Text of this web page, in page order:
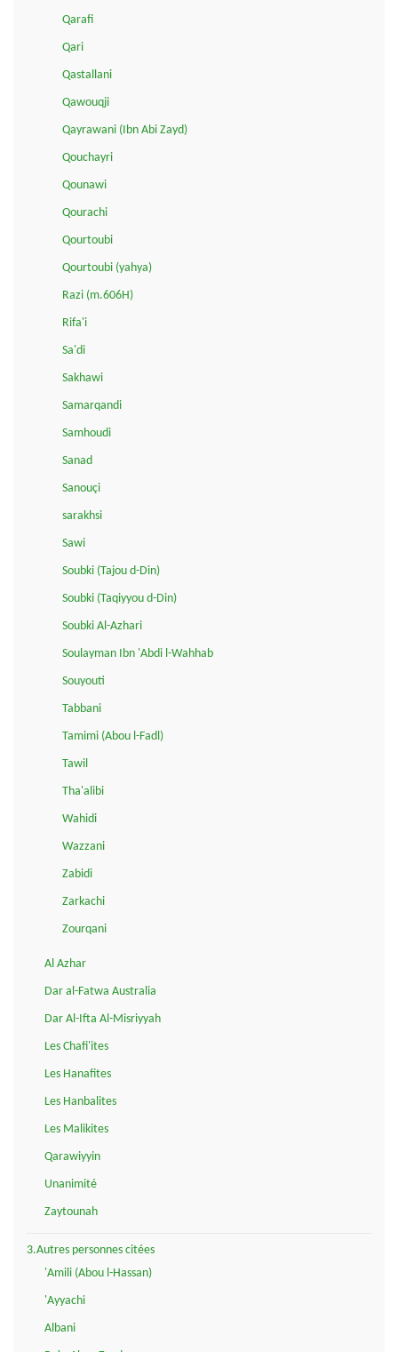
Qarafi
Qari
Qastallani
Qawouqji
Qayrawani (Ibn Abi Zayd)
Qouchayri
Qounawi
Qourachi
Qourtoubi
Qourtoubi (yahya)
Razi (m.606H)
Rifa'i
Sa'di
Sakhawi
Samarqandi
Samhoudi
Sanad
Sanouçi
sarakhsi
Sawi
Soubki (Tajou d-Din)
Soubki (Taqiyyou d-Din)
Soubki Al-Azhari
Soulayman Ibn 'Abdi l-Wahhab
Souyouti
Tabbani
Tamimi (Abou l-Fadl)
Tawil
Tha'alibi
Wahidi
Wazzani
Zabidi
Zarkachi
Zourqani
Al Azhar
Dar al-Fatwa Australia
Dar Al-Ifta Al-Misriyyah
Les Chafi'ites
Les Hanafites
Les Hanbalites
Les Malikites
Qarawiyyin
Unanimité
Zaytounah
3.Autres personnes citées
'Amili (Abou l-Hassan)
'Ayyachi
Albani